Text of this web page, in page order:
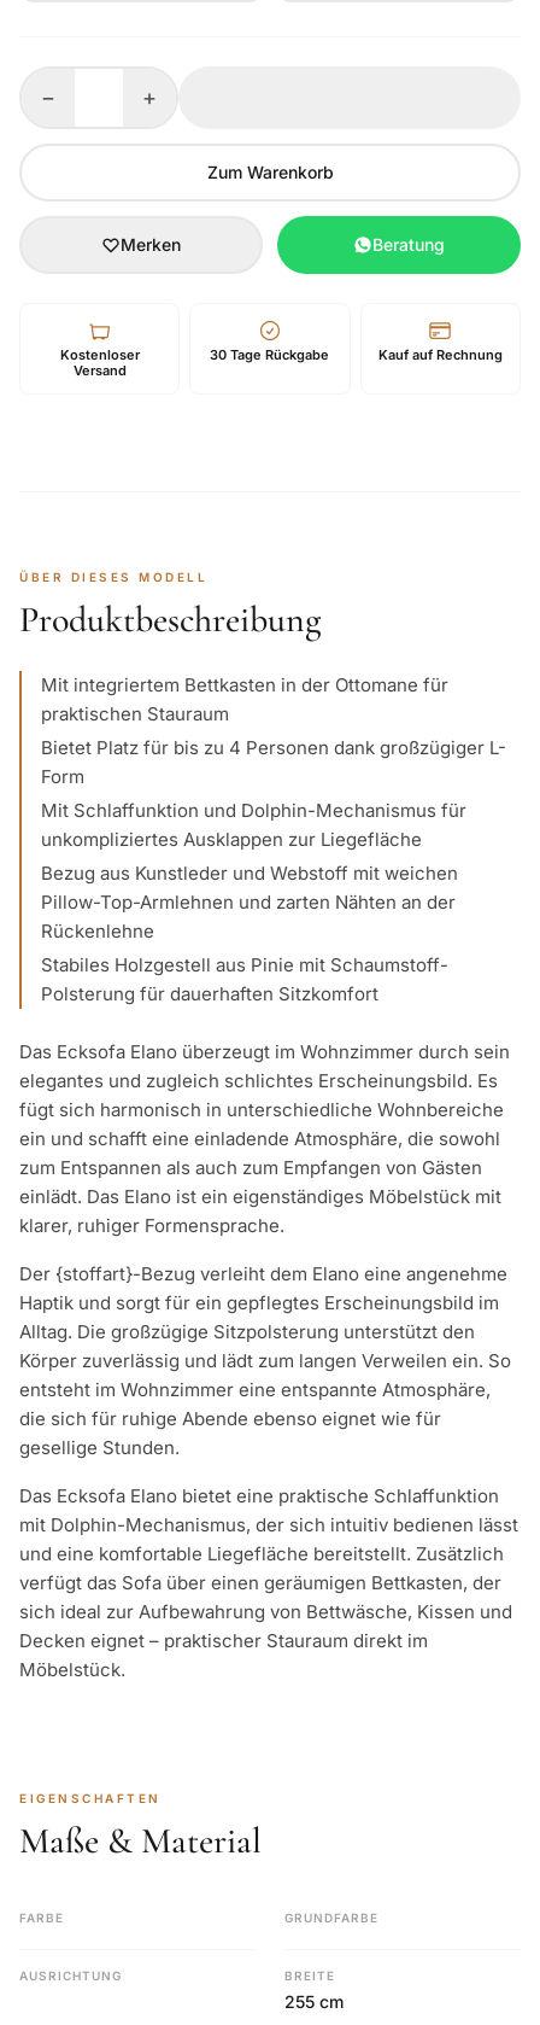
− +
Zum Warenkorb
Merken Beratung
Kostenloser
Versand
30 Tage Rückgabe Kauf auf Rechnung
ÜBER DIESES MODELL
Produktbeschreibung
Mit integriertem Bettkasten in der Ottomane für
praktischen Stauraum
Bietet Platz für bis zu 4 Personen dank großzügiger L-
Form
Mit Schlaffunktion und Dolphin-Mechanismus für
unkompliziertes Ausklappen zur Liegefläche
Bezug aus Kunstleder und Webstoff mit weichen
Pillow-Top-Armlehnen und zarten Nähten an der
Rückenlehne
Stabiles Holzgestell aus Pinie mit Schaumstoff-
Polsterung für dauerhaften Sitzkomfort
Das Ecksofa Elano überzeugt im Wohnzimmer durch sein
elegantes und zugleich schlichtes Erscheinungsbild. Es
fügt sich harmonisch in unterschiedliche Wohnbereiche
ein und schafft eine einladende Atmosphäre, die sowohl
zum Entspannen als auch zum Empfangen von Gästen
einlädt. Das Elano ist ein eigenständiges Möbelstück mit
klarer, ruhiger Formensprache.
Der {stoffart}-Bezug verleiht dem Elano eine angenehme
Haptik und sorgt für ein gepflegtes Erscheinungsbild im
Alltag. Die großzügige Sitzpolsterung unterstützt den
Körper zuverlässig und lädt zum langen Verweilen ein. So
entsteht im Wohnzimmer eine entspannte Atmosphäre,
die sich für ruhige Abende ebenso eignet wie für
gesellige Stunden.
Das Ecksofa Elano bietet eine praktische Schlaffunktion
mit Dolphin-Mechanismus, der sich intuitiv bedienen lässt
und eine komfortable Liegefläche bereitstellt. Zusätzlich
verfügt das Sofa über einen geräumigen Bettkasten, der
sich ideal zur Aufbewahrung von Bettwäsche, Kissen und
Decken eignet – praktischer Stauraum direkt im
Möbelstück.
EIGENSCHAFTEN
Maße & Material
FARBE GRUNDFARBE
AUSRICHTUNG BREITE
255 cm